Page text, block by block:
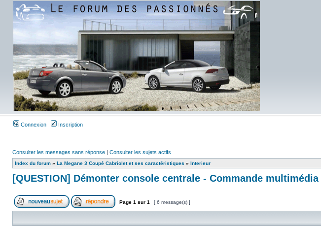
Connexion Inscription
Consulter les messages sans réponse | Consulter les sujets actifs
Index du forum » La Megane 3 Coupé Cabriolet et ses caractéristiques » Interieur
[QUESTION] Démonter console centrale - Commande multimédia
Page 1 sur 1 [ 6 message(s) ]